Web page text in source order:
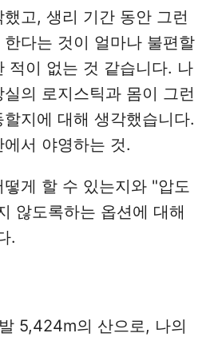
고, 생리 기간 동안 그런
다는 것이 얼마나 불편할
적이 없는 것 같습니다. 나
의 로지스틱과 몸이 그런
지에 대해 생각했습니다.
서 야영하는 것.
게 할 수 있는지와 "압도
않도록하는 옵션에 대해
.
5,424m의 산으로, 나의